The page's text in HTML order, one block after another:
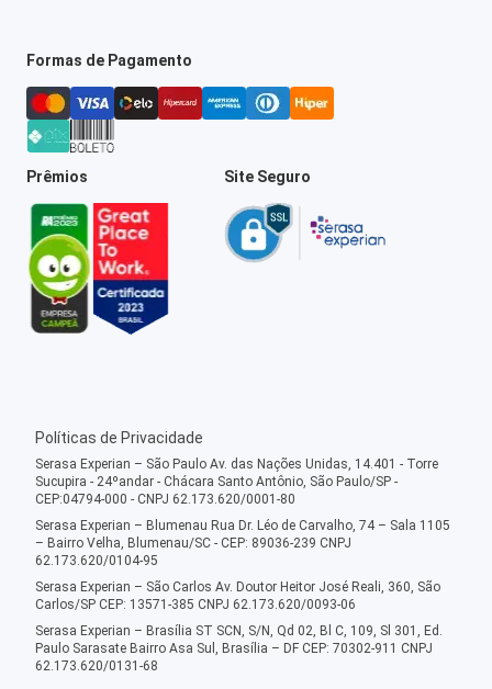
Formas de Pagamento
Prêmios Site Seguro
Políticas de Privacidade
Serasa Experian – São Paulo Av. das Nações Unidas, 14.401 - Torre
Sucupira - 24ºandar - Chácara Santo Antônio, São Paulo/SP -
CEP:04794-000 - CNPJ 62.173.620/0001-80
Serasa Experian – Blumenau Rua Dr. Léo de Carvalho, 74 – Sala 1105
– Bairro Velha, Blumenau/SC - CEP: 89036-239 CNPJ
62.173.620/0104-95
Serasa Experian – São Carlos Av. Doutor Heitor José Reali, 360, São
Carlos/SP CEP: 13571-385 CNPJ 62.173.620/0093-06
Serasa Experian – Brasília ST SCN, S/N, Qd 02, Bl C, 109, Sl 301, Ed.
Paulo Sarasate Bairro Asa Sul, Brasília – DF CEP: 70302-911 CNPJ
62.173.620/0131-68